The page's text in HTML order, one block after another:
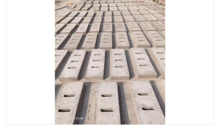
便道砖
花岗岩路岩石 盲道砖
pc仿石砖